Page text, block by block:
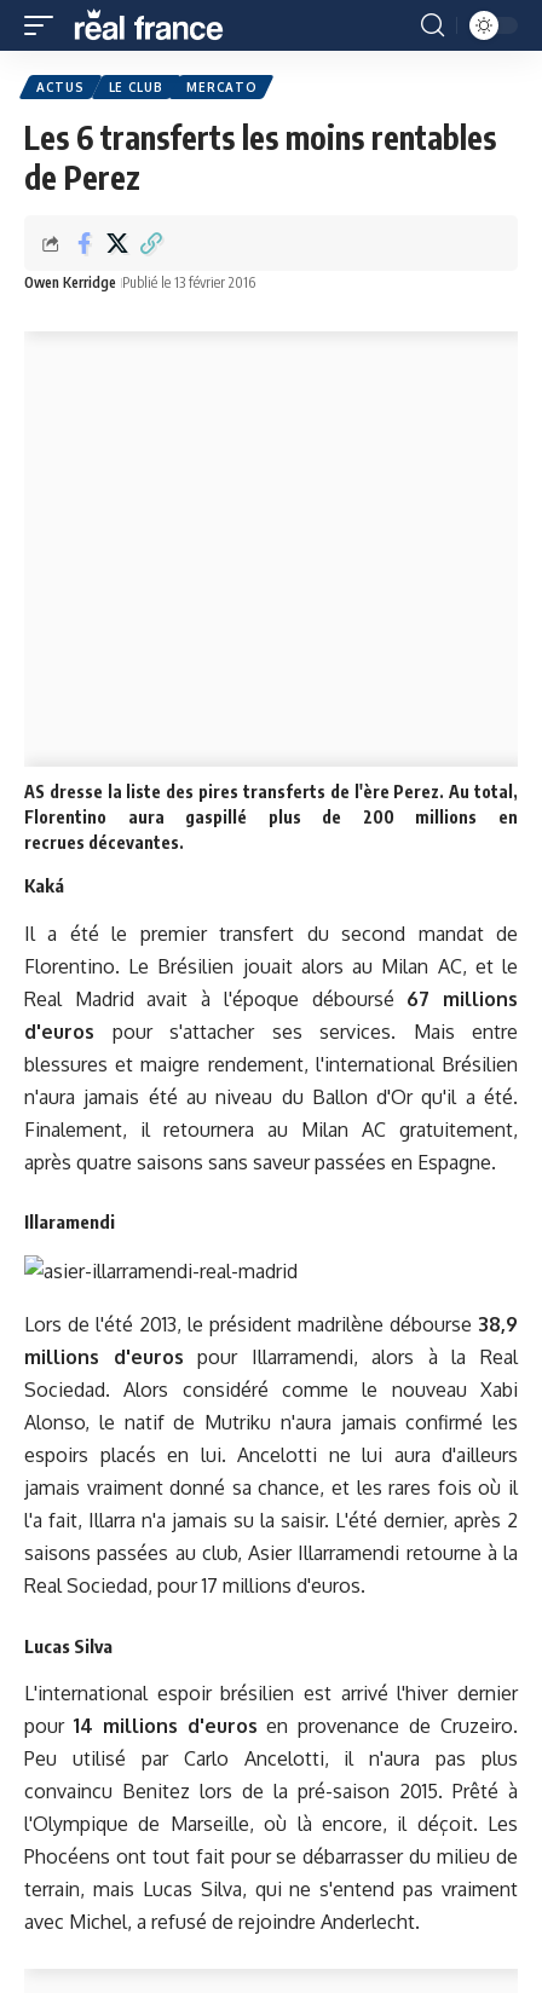
ACTUS LE CLUB MERCATO
Les 6 transferts les moins rentables
de Perez
Owen Kerridge Publié le 13 février 2016
AS dresse la liste des pires transferts de l'ère Perez. Au total,
Florentino aura gaspillé plus de 200 millions en
recrues décevantes.
Kaká
Il a été le premier transfert du second mandat de
Florentino. Le Brésilien jouait alors au Milan AC, et le
Real Madrid avait à l'époque déboursé 67 millions
d'euros pour s'attacher ses services. Mais entre
blessures et maigre rendement, l'international Brésilien
n'aura jamais été au niveau du Ballon d'Or qu'il a été.
Finalement, il retournera au Milan AC gratuitement,
après quatre saisons sans saveur passées en Espagne.
Illaramendi
Lors de l'été 2013, le président madrilène débourse 38,9
millions d'euros pour Illarramendi, alors à la Real
Sociedad. Alors considéré comme le nouveau Xabi
Alonso, le natif de Mutriku n'aura jamais confirmé les
espoirs placés en lui. Ancelotti ne lui aura d'ailleurs
jamais vraiment donné sa chance, et les rares fois où il
l'a fait, Illarra n'a jamais su la saisir. L'été dernier, après 2
saisons passées au club, Asier Illarramendi retourne à la
Real Sociedad, pour 17 millions d'euros.
Lucas Silva
L'international espoir brésilien est arrivé l'hiver dernier
pour 14 millions d'euros en provenance de Cruzeiro.
Peu utilisé par Carlo Ancelotti, il n'aura pas plus
convaincu Benitez lors de la pré-saison 2015. Prêté à
l'Olympique de Marseille, où là encore, il déçoit. Les
Phocéens ont tout fait pour se débarrasser du milieu de
terrain, mais Lucas Silva, qui ne s'entend pas vraiment
avec Michel, a refusé de rejoindre Anderlecht.